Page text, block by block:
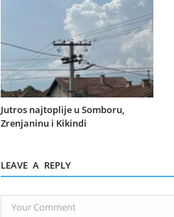
Jutros najtoplije u Somboru,
Zrenjaninu i Kikindi
LEAVE A REPLY